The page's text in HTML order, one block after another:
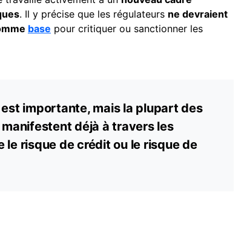
. Il y précise que les régulateurs ne devraient
base pour critiquer ou sanctionner les
importante, mais la plupart des
déjà à travers les
risque de crédit ou le risque de